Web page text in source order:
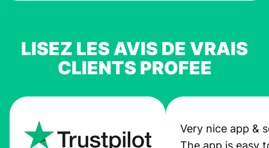
LISEZ LES AVIS DE VRAIS
CLIENTS PROFEE
Very nice app &
The app is easy